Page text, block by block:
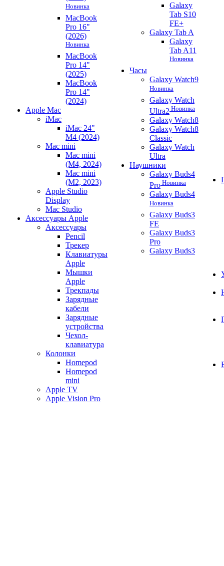
Новинка
MacBook
Pro 16"
(2026)
Новинка
MacBook
Pro 14"
(2025)
MacBook
Pro 14"
(2024)
Apple Mac
iMac
iMac 24"
M4 (2024)
Mac mini
Mac mini
(M4, 2024)
Mac mini
(M2, 2023)
Apple Studio
Display
Mac Studio
Аксессуары Apple
Аксессуары
Pencil
Трекер
Клавиатуры
Apple
Мышки
Apple
Трекпады
Зарядные
кабели
Зарядные
устройства
Чехол-
клавиатура
Колонки
Homepod
Homepod
mini
Apple TV
Apple Vision Pro
Galaxy
Tab S10
FE+
Galaxy Tab A
Galaxy
Tab A11
Новинка
Часы
Galaxy Watch9
Новинка
Galaxy Watch
Ultra2 Новинка
Galaxy Watch8
Galaxy Watch8
Classic
Galaxy Watch
Ultra
Наушники
Galaxy Buds4
Pro Новинка
Galaxy Buds4
Новинка
Galaxy Buds3
FE
Galaxy Buds3
Pro
Galaxy Buds3